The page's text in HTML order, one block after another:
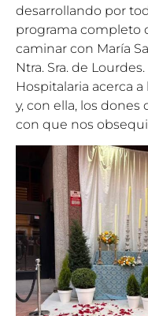
desarrollando por
programa completo
caminar con María
Ntra. Sra. de
Hospitalaria acerca
y, con ella, los dones
con que nos